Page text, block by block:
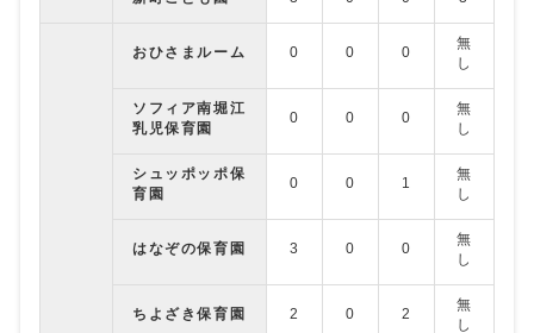
おひさまルーム 0 0 0
無
し
ソフィア南堀江
乳児保育園
0 0 0
無
し
シュッポッポ保
育園
0 0 1
無
し
はなぞの保育園 3 0 0
無
し
ちよざき保育園 2 0 2
無
し